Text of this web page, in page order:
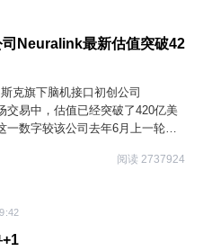
Neuralink最新估值突破42
克旗下脑机接口初创公司
交易中，估值已经突破了420亿美
数字较该公司去年6月上一轮融
阅读 2737924
+1